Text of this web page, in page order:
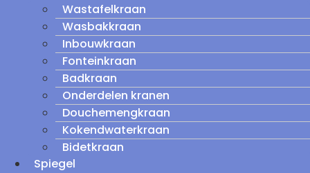
Wastafelkraan
Wasbakkraan
Inbouwkraan
Fonteinkraan
Badkraan
Onderdelen kranen
Douchemengkraan
Kokendwaterkraan
Bidetkraan
Spiegel